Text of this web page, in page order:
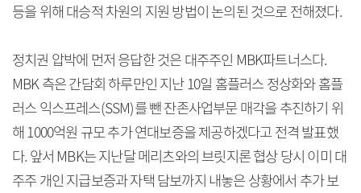
등을 위해 대승적 차원의 지원 방법이 논의된 것으로 전해졌다.
정치권 압박에 먼저 응답한 것은 대주주인 MBK파트너스다.
MBK 측은 간담회 하루만인 지난 10일 홈플러스 정상화와 홈플
러스 익스프레스(SSM)를 뺀 잔존사업부문 매각을 추진하기 위
해 1000억원 규모 추가 연대보증을 제공하겠다고 전격 발표했
다. 앞서 MBK는 지난달 메리츠와의 브릿지론 협상 당시 이미 대
주주 개인 지급보증과 자택 담보까지 내놓은 상황에서 추가 보